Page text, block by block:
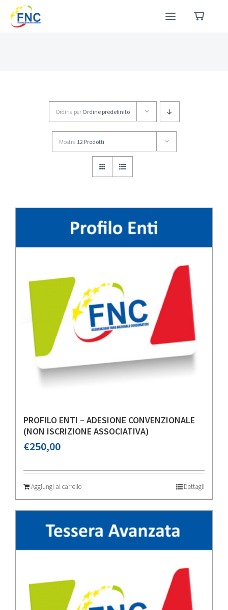
Salta
Ordina per Ordine predefinito
Mostra 12 Prodotti
PROFILO ENTI – ADESIONE CONVENZIONALE
(NON ISCRIZIONE ASSOCIATIVA)
€250,00
Aggiungi al carrello Dettagli